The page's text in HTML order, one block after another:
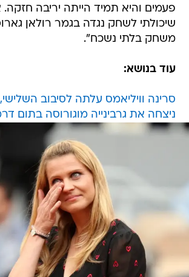
פעמים והיא תמיד הייתה יריבה
שיכולתי לשחק נגדה בגמר רולאן
משחק בלתי נשכח".
עוד בנושא:
סרינה וויליאמס עלתה לסיבוב
ניצחה את גרבינייה מוגורוסה בתום